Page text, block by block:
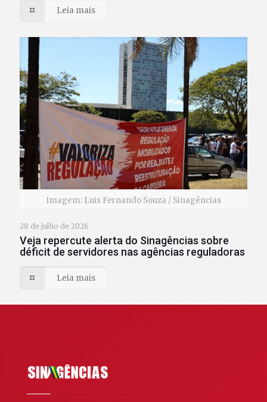
Leia mais
Imagem: Luis Fernando Souza / Sinagências
28 de julho de 2026
Veja repercute alerta do Sinagências sobre
déficit de servidores nas agências reguladoras
Leia mais